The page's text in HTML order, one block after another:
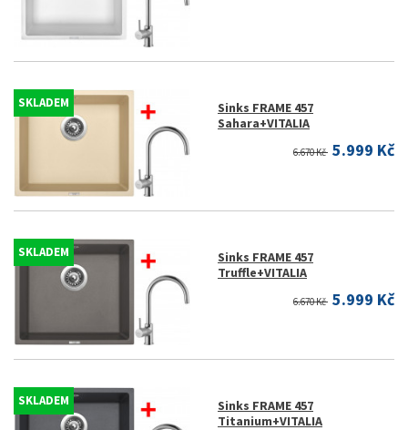
SKLADEM
Sinks FRAME 457
Sahara+VITALIA
6.670 Kč 5.999 Kč
SKLADEM
Sinks FRAME 457
Truffle+VITALIA
6.670 Kč 5.999 Kč
SKLADEM
Sinks FRAME 457
Titanium+VITALIA